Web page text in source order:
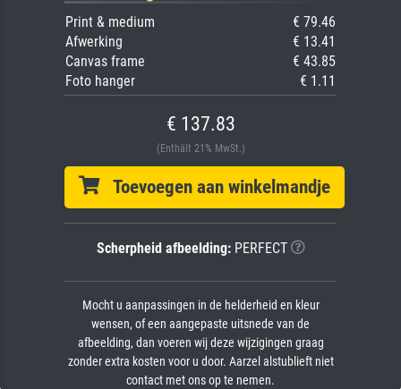
Print & medium
€ 79.46
Afwerking
€ 13.41
Canvas frame
€ 43.85
Foto hanger
€ 1.11
€ 137.83
(Enthält 21% MwSt.)
Toevoegen aan winkelmandje
Scherpheid afbeelding:PERFECT
Mocht u aanpassingen in de helderheid en kleur
wensen, of een aangepaste uitsnede van de
afbeelding, dan voeren wij deze wijzigingen graag
zonder extra kosten voor u door. Aarzel alstublieft niet
contact met ons op te nemen.